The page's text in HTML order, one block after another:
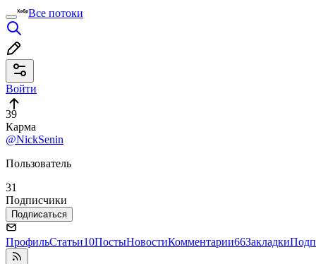
Все потоки
Войти
39
Карма
@NickSenin
Пользователь
31
Подписчики
Подписаться
ПрофильСтатьи10ПостыНовостиКомментарии66Закладки